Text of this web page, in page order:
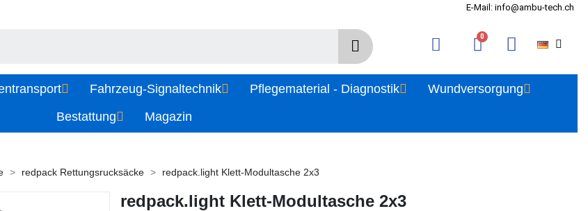
E-Mail: info@ambu-tech.ch
Fahrzeug-Signaltechnik Pflegematerial - Diagnostik
Wundversorgung
Bestattung
Magazin
redpack Rettungsrucksäcke redpack.light Klett-Modultasche 2x3
redpack.light Klett-Modultasche 2x3